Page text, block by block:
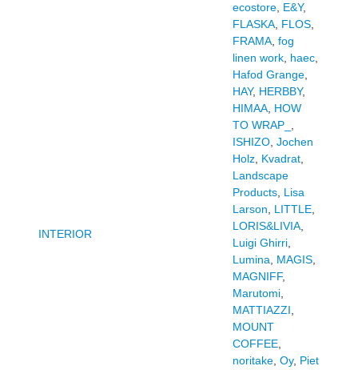
INTERIOR
ecostore, E&Y,
FLASKA, FLOS,
FRAMA, fog
linen work, haec,
Hafod Grange,
HAY, HERBBY,
HIMAA, HOW
TO WRAP_
ISHIZO, Jochen
Holz, Kvadrat,
Landscape
Products, Lisa
Larson
LITTLE,
LORIS&LIVIA,
Luigi Ghirri,
Lumina
MAGIS,
MAGNIFF,
Marutomi,
MATTIAZZI
MOUNT
COFFEE,
noritake, Oy, Piet